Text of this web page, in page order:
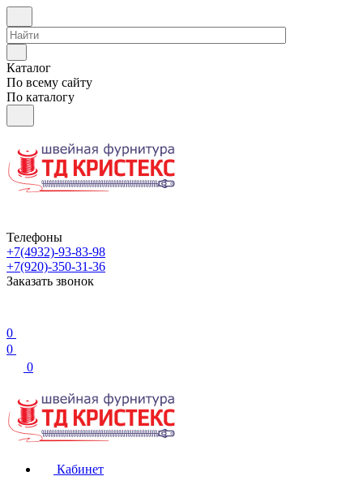
Каталог
По всему сайту
По каталогу
Телефоны
+7(4932)-93-83-98
+7(920)-350-31-36
Заказать звонок
0
0
0
Кабинет